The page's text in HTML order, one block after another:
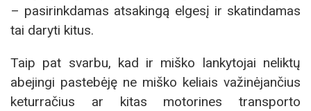
– pasirinkdamas atsakingą elgesį ir skatindamas
tai daryti kitus.
Taip pat svarbu, kad ir miško lankytojai neliktų
abejingi pastebėję ne miško keliais važinėjančius
keturračius ar kitas motorines transporto